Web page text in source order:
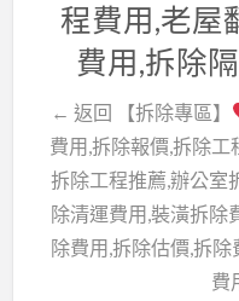
程費用,老屋
費用,拆除
← 返回 【拆除專區】
費用,拆除報價,拆除工
拆除工程推薦,辦公室
除清運費用,裝潢拆除
除費用,拆除估價,拆
費